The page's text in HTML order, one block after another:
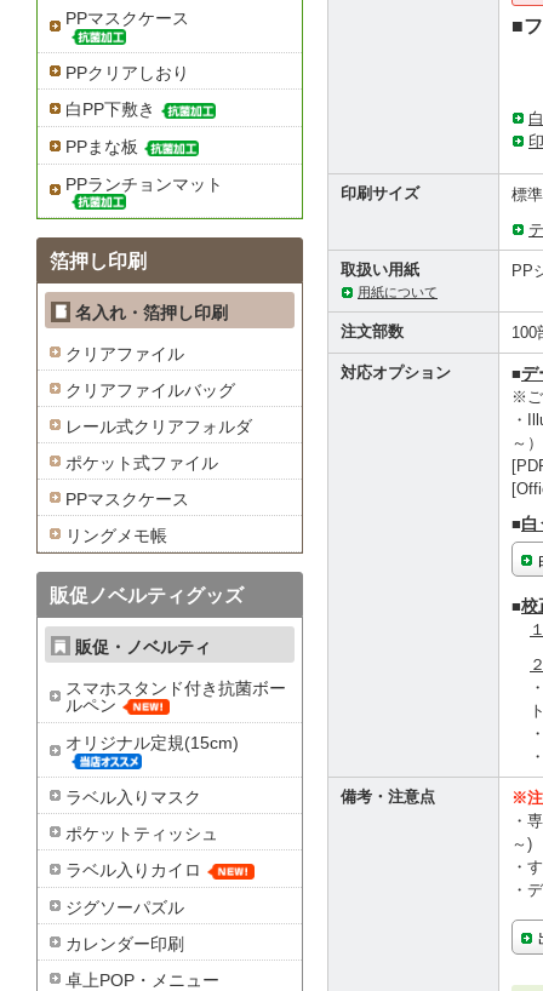
■
印刷サイズ
標
取扱い用紙
用紙について
PP
注文部数 100
対応オプション ■デ
※ご
・
～
■白
■校
備考・注意点
※注
・
～)
・
・
PPマスクケース
PPクリアしおり
白PP下敷き
PPまな板
PPランチョンマット
箔押し印刷
名入れ・箔押し印刷
クリアファイル
クリアファイルバッグ
レール式クリアフォルダ
ポケット式ファイル
PPマスクケース
リングメモ帳
販促ノベルティグッズ
販促・ノベルティ
スマホスタンド付き抗菌ボー
ルペン
オリジナル定規(15cm)
ラベル入りマスク
ポケットティッシュ
ラベル入りカイロ
ジグソーパズル
カレンダー印刷
卓上POP・メニュー